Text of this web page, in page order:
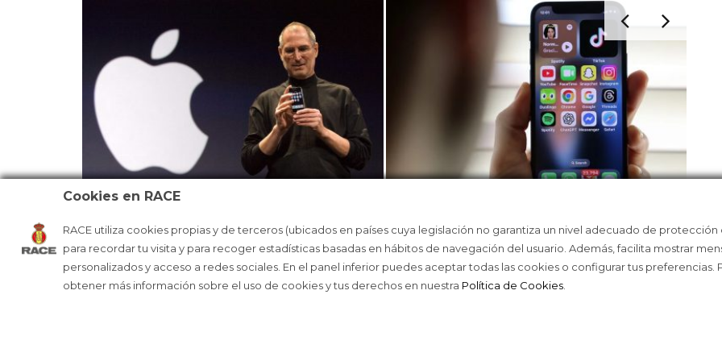
Cookies en RACE
RACE utiliza cookies propias y de terceros (ubicados en países cuya legislación no garantiza un nivel adecuado de protección
para recordar tu visita y para recoger estadísticas basadas en hábitos de navegación del usuario. Además, facilita mostrar
personalizados y acceso a redes sociales. En el panel inferior puedes aceptar todas las cookies o configurar tus preferencias.
obtener más información sobre el uso de cookies y tus derechos en nuestra Política de Cookies.
LA MANZANA DE APPLE CUMPLE 50
AÑOS
ASÍ TE ENGANCHAN LOS ALGORITMOS
DE LAS REDES
LA